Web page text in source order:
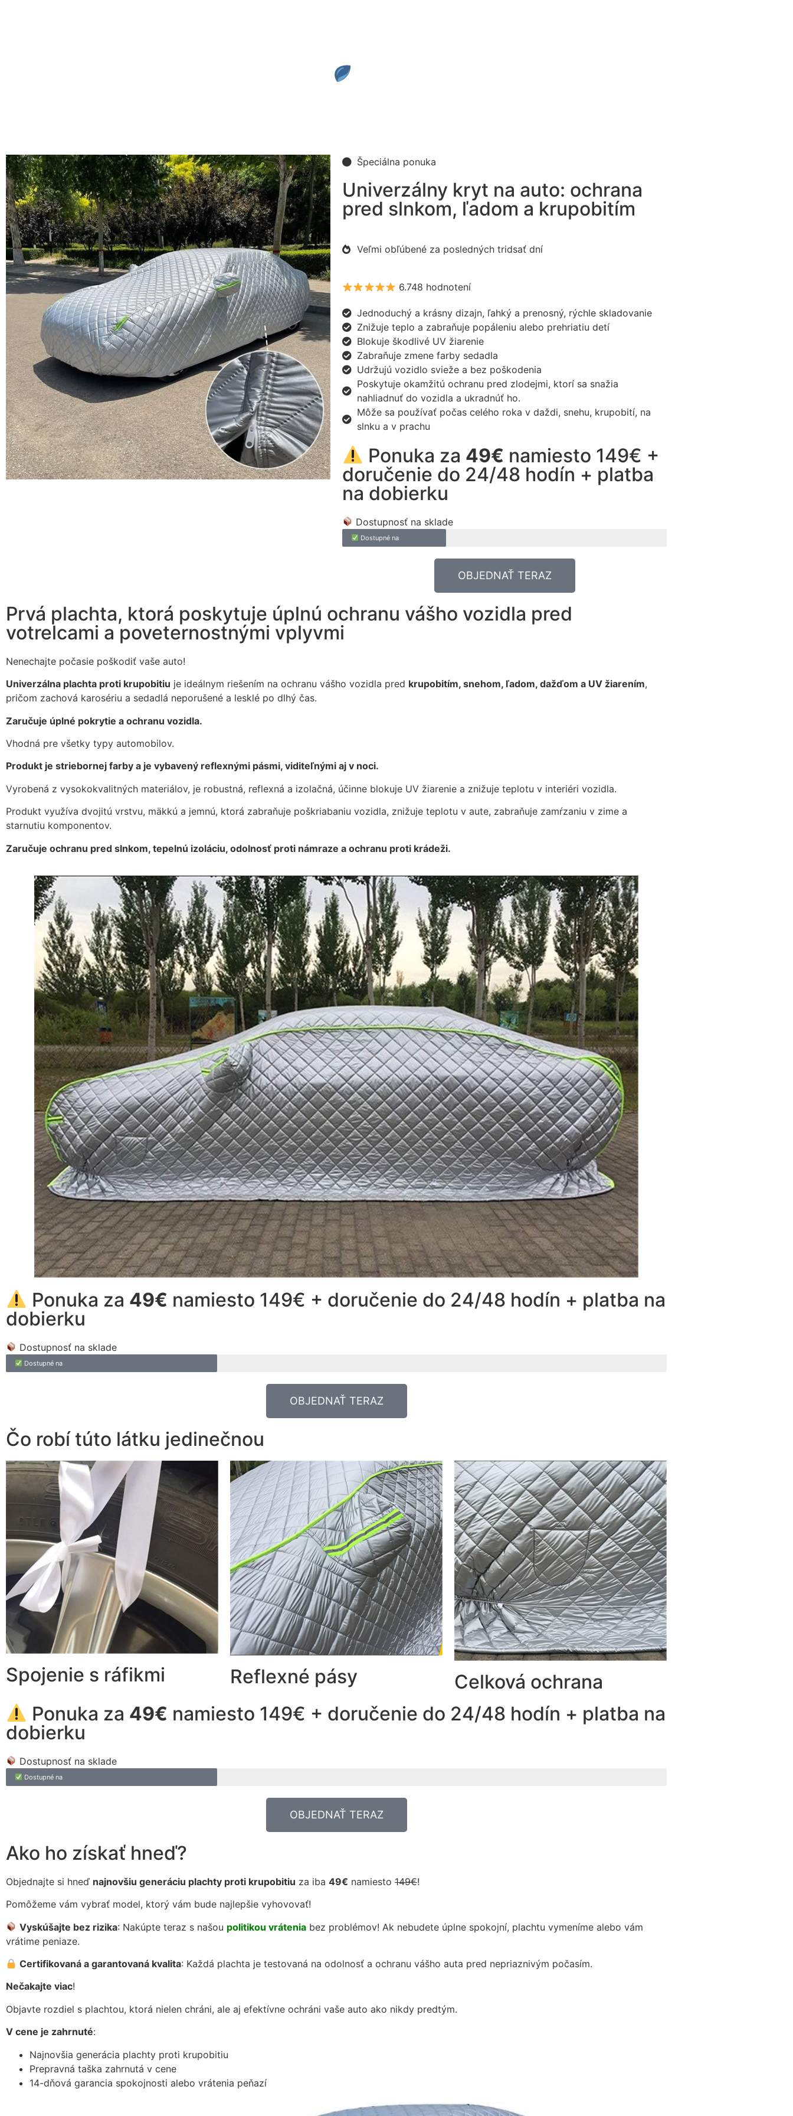
Špeciálna ponuka
Univerzálny kryt na auto: ochrana
pred slnkom, ľadom a krupobitím
Veľmi obľúbené za posledných tridsať dní
6.748 hodnotení
Jednoduchý a krásny dizajn, ľahký a prenosný, rýchle skladovanie
Znižuje teplo a zabraňuje popáleniu alebo prehriatiu detí
Blokuje škodlivé UV žiarenie
Zabraňuje zmene farby sedadla
Udržujú vozidlo svieže a bez poškodenia
Poskytuje okamžitú ochranu pred zlodejmi, ktorí sa snažia
nahliadnuť do vozidla a ukradnúť ho.
Môže sa používať počas celého roka v daždi, snehu, krupobití, na
slnku a v prachu
Ponuka za 49€ namiesto 149€ +
doručenie do 24/48 hodín + platba
na dobierku
Dostupnosť na sklade
Dostupné na
OBJEDNAŤ TERAZ
Prvá plachta, ktorá poskytuje úplnú ochranu vášho vozidla pred
votrelcami a poveternostnými vplyvmi
Nenechajte počasie poškodiť vaše auto!
Univerzálna plachta proti krupobitiu je ideálnym riešením na ochranu vášho vozidla pred krupobitím, snehom, ľadom, dažďom a UV žiarením,
pričom zachová karosériu a sedadlá neporušené a lesklé po dlhý čas.
Zaručuje úplné pokrytie a ochranu vozidla.
Vhodná pre všetky typy automobilov.
Produkt je striebornej farby a je vybavený reflexnými pásmi, viditeľnými aj v noci.
Vyrobená z vysokokvalitných materiálov, je robustná, reflexná a izolačná, účinne blokuje UV žiarenie a znižuje teplotu v interiéri vozidla.
Produkt využíva dvojitú vrstvu, mäkkú a jemnú, ktorá zabraňuje poškriabaniu vozidla, znižuje teplotu v aute, zabraňuje zamŕzaniu v zime a
starnutiu komponentov.
Zaručuje ochranu pred slnkom, tepelnú izoláciu, odolnosť proti námraze a ochranu proti krádeži.
Ponuka za 49€ namiesto 149€ + doručenie do 24/48 hodín + platba na
dobierku
Dostupnosť na sklade
Dostupné na
OBJEDNAŤ TERAZ
Čo robí túto látku jedinečnou
Spojenie s ráfikmi Reflexné pásy
Celková ochrana
Ponuka za 49€ namiesto 149€ + doručenie do 24/48 hodín + platba na
dobierku
Dostupnosť na sklade
Dostupné na
OBJEDNAŤ TERAZ
Ako ho získať hneď?
Objednajte si hneď najnovšiu generáciu plachty proti krupobitiu za iba 49€ namiesto 149€!
Pomôžeme vám vybrať model, ktorý vám bude najlepšie vyhovovať!
Vyskúšajte bez rizika: Nakúpte teraz s našou politikou vrátenia bez problémov! Ak nebudete úplne spokojní, plachtu vymeníme alebo vám
vrátime peniaze.
Certifikovaná a garantovaná kvalita: Každá plachta je testovaná na odolnosť a ochranu vášho auta pred nepriaznivým počasím.
Nečakajte viac!
Objavte rozdiel s plachtou, ktorá nielen chráni, ale aj efektívne ochráni vaše auto ako nikdy predtým.
V cene je zahrnuté:
Najnovšia generácia plachty proti krupobitiu
Prepravná taška zahrnutá v cene
14-dňová garancia spokojnosti alebo vrátenia peňazí